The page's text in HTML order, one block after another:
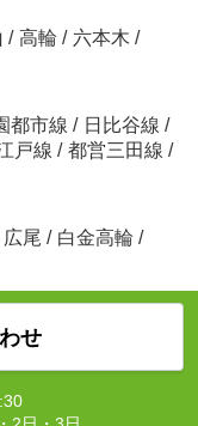
/ 高輪 / 六本木 /
都市線 / 日比谷線 /
戸線 / 都営三田線 /
広尾 / 白金高輪 /
せ